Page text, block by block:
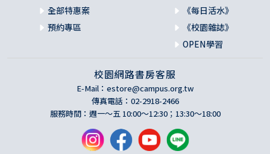
全部特惠案
預約專區
《每日活水》
《校園雜誌》
OPEN學習
校園網路書房客服
E-Mail： estore@campus.org.tw
傳真電話：02-2918-2466
服務時間：週一～五 10:00～12:30；13:30～18:00